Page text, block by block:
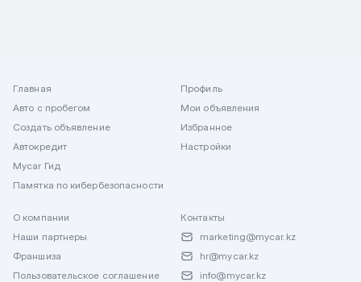
Главная
Авто с пробегом
Создать объявление
Автокредит
Mycar Гид
Памятка по кибербезопасности
Профиль
Мои объявления
Избранное
Настройки
О компании
Наши партнеры
Франшиза
Пользовательское соглашение
Контакты
marketing@mycar.kz
hr@mycar.kz
info@mycar.kz